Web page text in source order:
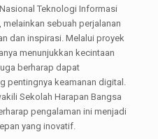
Teknologi Informasi
sebuah perjalanan
dan inspirasi. Melalui proyek
menunjukkan kecintaan
berharap dapat
pentingnya keamanan digital.
Sekolah Harapan Bangsa
pengalaman ini menjadi
yang inovatif.